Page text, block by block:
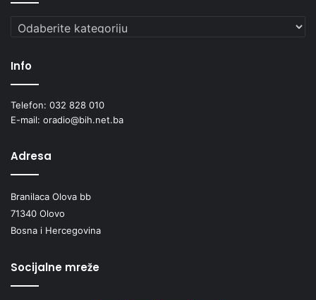
Kategorije
Info
Telefon: 032 828 010
E-mail: oradio@bih.net.ba
Adresa
Branilaca Olova bb
71340 Olovo
Bosna i Hercegovina
Socijalne mreže